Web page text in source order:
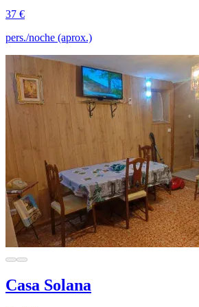
37 €
pers./noche (aprox.)
Casa Solana